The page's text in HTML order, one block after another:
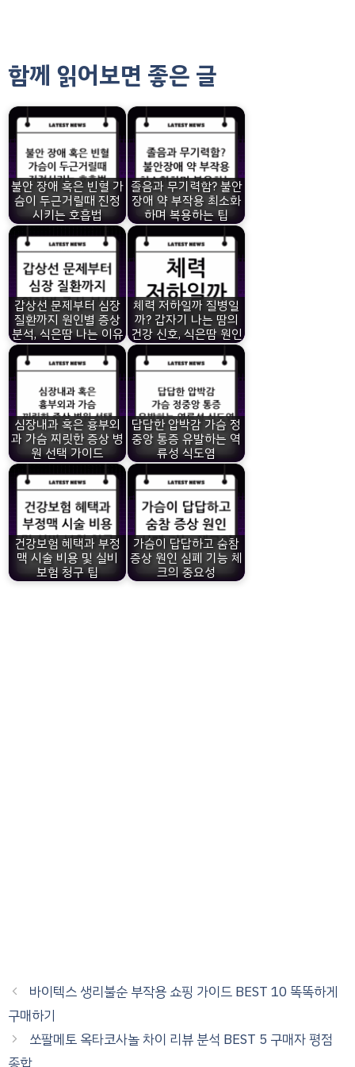
함께 읽어보면 좋은 글
불안 장애 혹은 빈혈 가
슴이 두근거릴때 진정
시키는 호흡법
졸음과 무기력함? 불안
장애 약 부작용 최소화
하며 복용하는 팁
갑상선 문제부터 심장
질환까지 원인별 증상
분석, 식은땀 나는 이유
체력 저하일까 질병일
까? 갑자기 나는 땀의
건강 신호, 식은땀 원인
심장내과 혹은 흉부외
과 가슴 찌릿한 증상 병
원 선택 가이드
답답한 압박감 가슴 정
중앙 통증 유발하는 역
류성 식도염
건강보험 혜택과 부정
맥 시술 비용 및 실비
보험 청구 팁
가슴이 답답하고 숨참
증상 원인 심폐 기능 체
크의 중요성
바이텍스 생리불순 부작용 쇼핑 가이드 BEST 10 똑똑하게
구매하기
쏘팔메토 옥타코사놀 차이 리뷰 분석 BEST 5 구매자 평점
종합